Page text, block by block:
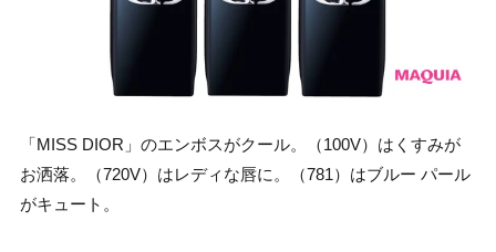
「MISS DIOR」のエンボスがクール。（100V）はくすみが
お洒落。（720V）はレディな唇に。（781）はブルー パール
がキュート。